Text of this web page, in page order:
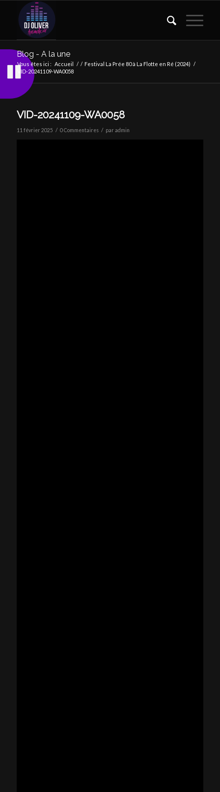
Blog - A la une
Vous êtes ici : Accueil / / Festival La Prée 80 à La Flotte en Ré (2024) /
VID-20241109-WA0058
VID-20241109-WA0058
11 février 2025 / 0 Commentaires / par admin